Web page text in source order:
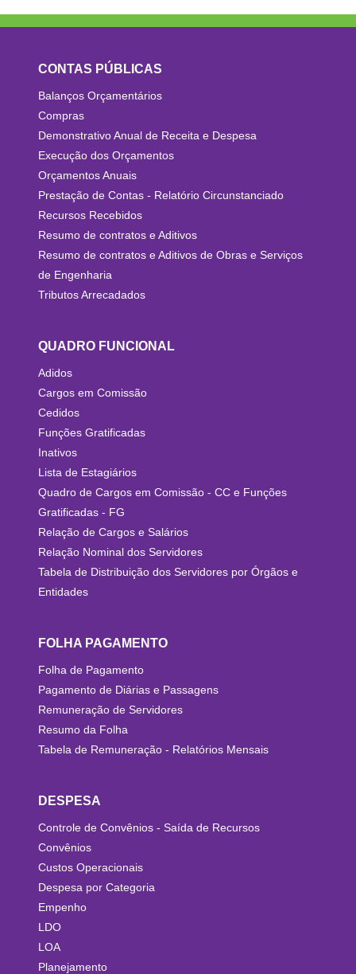
CONTAS PÚBLICAS
Balanços Orçamentários
Compras
Demonstrativo Anual de Receita e Despesa
Execução dos Orçamentos
Orçamentos Anuais
Prestação de Contas - Relatório Circunstanciado
Recursos Recebidos
Resumo de contratos e Aditivos
Resumo de contratos e Aditivos de Obras e Serviços
de Engenharia
Tributos Arrecadados
QUADRO FUNCIONAL
Adidos
Cargos em Comissão
Cedidos
Funções Gratificadas
Inativos
Lista de Estagiários
Quadro de Cargos em Comissão - CC e Funções
Gratificadas - FG
Relação de Cargos e Salários
Relação Nominal dos Servidores
Tabela de Distribuição dos Servidores por Órgãos e
Entidades
FOLHA PAGAMENTO
Folha de Pagamento
Pagamento de Diárias e Passagens
Remuneração de Servidores
Resumo da Folha
Tabela de Remuneração - Relatórios Mensais
DESPESA
Controle de Convênios - Saída de Recursos
Convênios
Custos Operacionais
Despesa por Categoria
Empenho
LDO
LOA
Planejamento